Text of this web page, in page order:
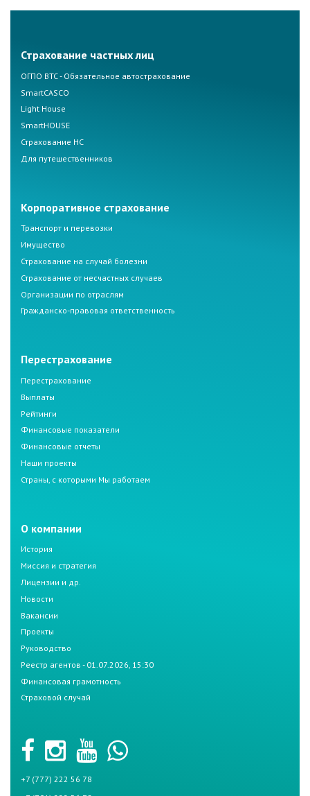
Страхование частных лиц
ОГПО ВТС - Обязательное автострахование
SmartCASCO
Light House
SmartHOUSE
Страхование НС
Для путешественников
Корпоративное страхование
Транспорт и перевозки
Имущество
Страхование на случай болезни
Страхование от несчастных случаев
Организации по отраслям
Гражданско-правовая ответственность
Перестрахование
Перестрахование
Выплаты
Рейтинги
Финансовые показатели
Финансовые отчеты
Наши проекты
Страны, с которыми Мы работаем
О компании
История
Миссия и стратегия
Лицензии и др.
Новости
Вакансии
Проекты
Руководство
Реестр агентов - 01.07.2026, 15:30
Финансовая грамотность
Страховой случай
+7 (777) 222 56 78